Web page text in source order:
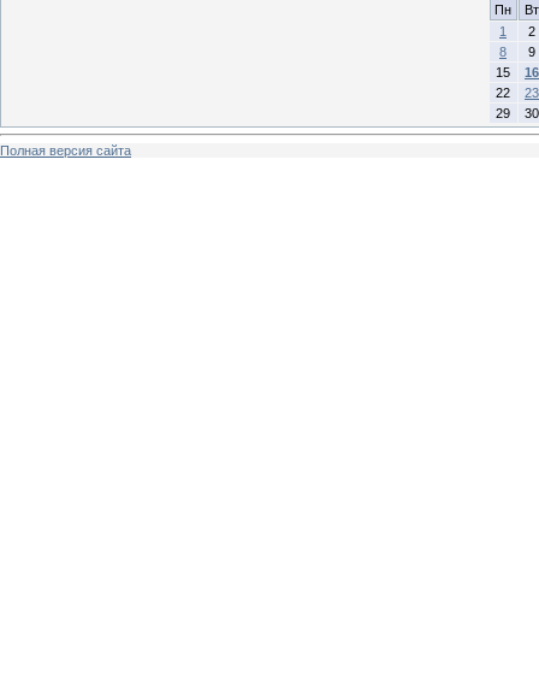
Пн
Вт
1
2
8
9
15
16
22
23
29
30
Полная версия сайта